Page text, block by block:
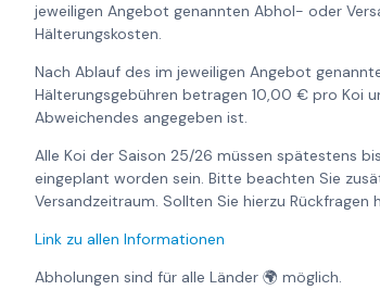
jeweiligen Angebot genannten Abhol- oder
Hälterungskosten.
Nach Ablauf des im jeweiligen Angebot
Hälterungsgebühren betragen 10,00 € pro Koi
Abweichendes angegeben ist.
Alle Koi der Saison 25/26 müssen spätestens
eingeplant worden sein. Bitte beachten Sie
Versandzeitraum. Sollten Sie hierzu
Link zu allen Informationen
Abholungen sind für alle Länder 🌍 möglich.